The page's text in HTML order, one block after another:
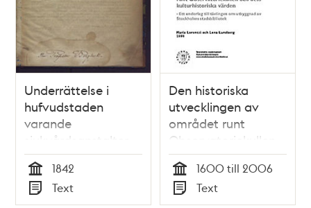
Underrättelse i
hufvudstaden
varande
sjukvårdsanstalter,
fattigvård och
fromma stiftelser
samt
Tid
1842
Typ
Text
Den historiska
utvecklingen av
området runt
Observatoriekullen
och dess
kulturhistoriska
värden : ett
Tid
1600 till 2006
Typ
Text